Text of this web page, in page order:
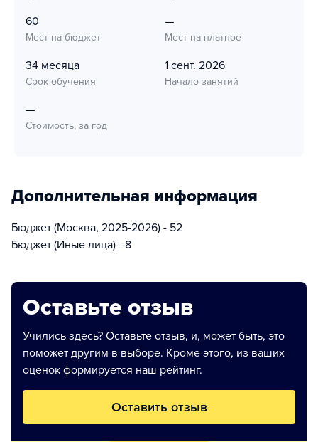
60
Мест на бюджет
—
Мест на платное
34 месяца
Срок обучения
1 сент. 2026
Начало занятий
—
Стоимость, за год
Дополнительная информация
Бюджет (Москва, 2025-2026) - 52
Бюджет (Иные лица) - 8
Оставьте отзыв
Учились здесь? Оставьте отзыв, и, может быть, это
поможет другим в выборе. Кроме этого, из ваших
оценок формируется наш рейтинг.
Оставить отзыв